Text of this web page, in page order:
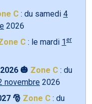
C : du samedi 4
2026
C : le mardi 1 er
🎃 Zone C : du
novembre 2026
🎅 Zone C : du